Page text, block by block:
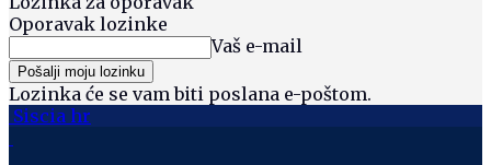
Oporavak lozinke
Vaš e-mail
Lozinka će se vam biti poslana e-poštom.
Siscia hr